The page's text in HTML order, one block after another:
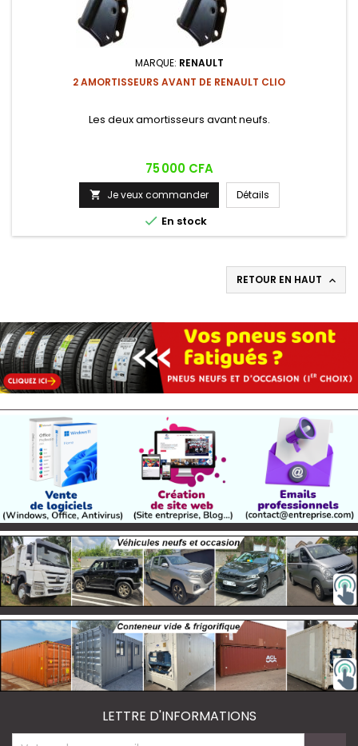
MARQUE: RENAULT
2 AMORTISSEURS AVANT DE RENAULT CLIO
Les deux amortisseurs avant neufs.
Prix
75 000 CFA
 Je veux commander Détails
 En stock
RETOUR EN HAUT 
LETTRE D'INFORMATIONS